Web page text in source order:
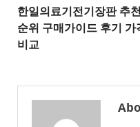
이
트
2
천
한일의료기전기장판 추천
순위 구매가이드 후기 가
비교